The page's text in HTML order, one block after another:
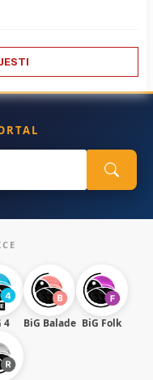
4 BiG Balade BiG Folk